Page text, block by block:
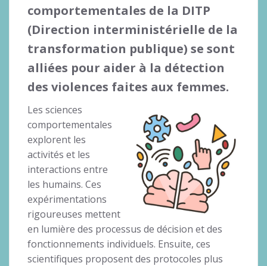
comportementales de la DITP
(Direction interministérielle de la
transformation publique) se sont
alliées pour aider à la détection
des violences faites aux femmes.
Les sciences
comportementales
explorent les
activités et les
interactions entre
les humains. Ces
expérimentations
rigoureuses mettent
en lumière des processus de décision et des
fonctionnements individuels. Ensuite, ces
scientifiques proposent des protocoles plus